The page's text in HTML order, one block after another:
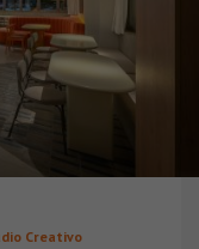
Creativo